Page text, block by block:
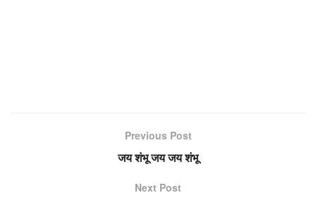
Previous Post
जय शंभू जय जय शंभू
Next Post